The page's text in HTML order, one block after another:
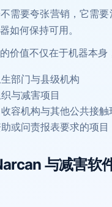
需要夸张营销，它需
如何保持可用。
价值不仅在于机器本
部门与县级机构
与减害项目
容机构与其他公共接触
或问责报表要求的项目
与减害软